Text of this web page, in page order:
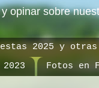
opinar sobre
2025 y otras
Fotos en